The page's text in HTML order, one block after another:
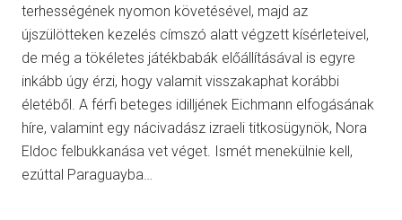
terhességének nyomon követésével, majd az
újszülötteken kezelés címszó alatt végzett kísérleteivel,
de még a tökéletes játékbabák előállításával is egyre
inkább úgy érzi, hogy valamit visszakaphat korábbi
életéből. A férfi beteges idilljének Eichmann elfogásának
híre, valamint egy nácivadász izraeli titkosügynök, Nora
Eldoc felbukkanása vet véget. Ismét menekülnie kell,
ezúttal Paraguayba…